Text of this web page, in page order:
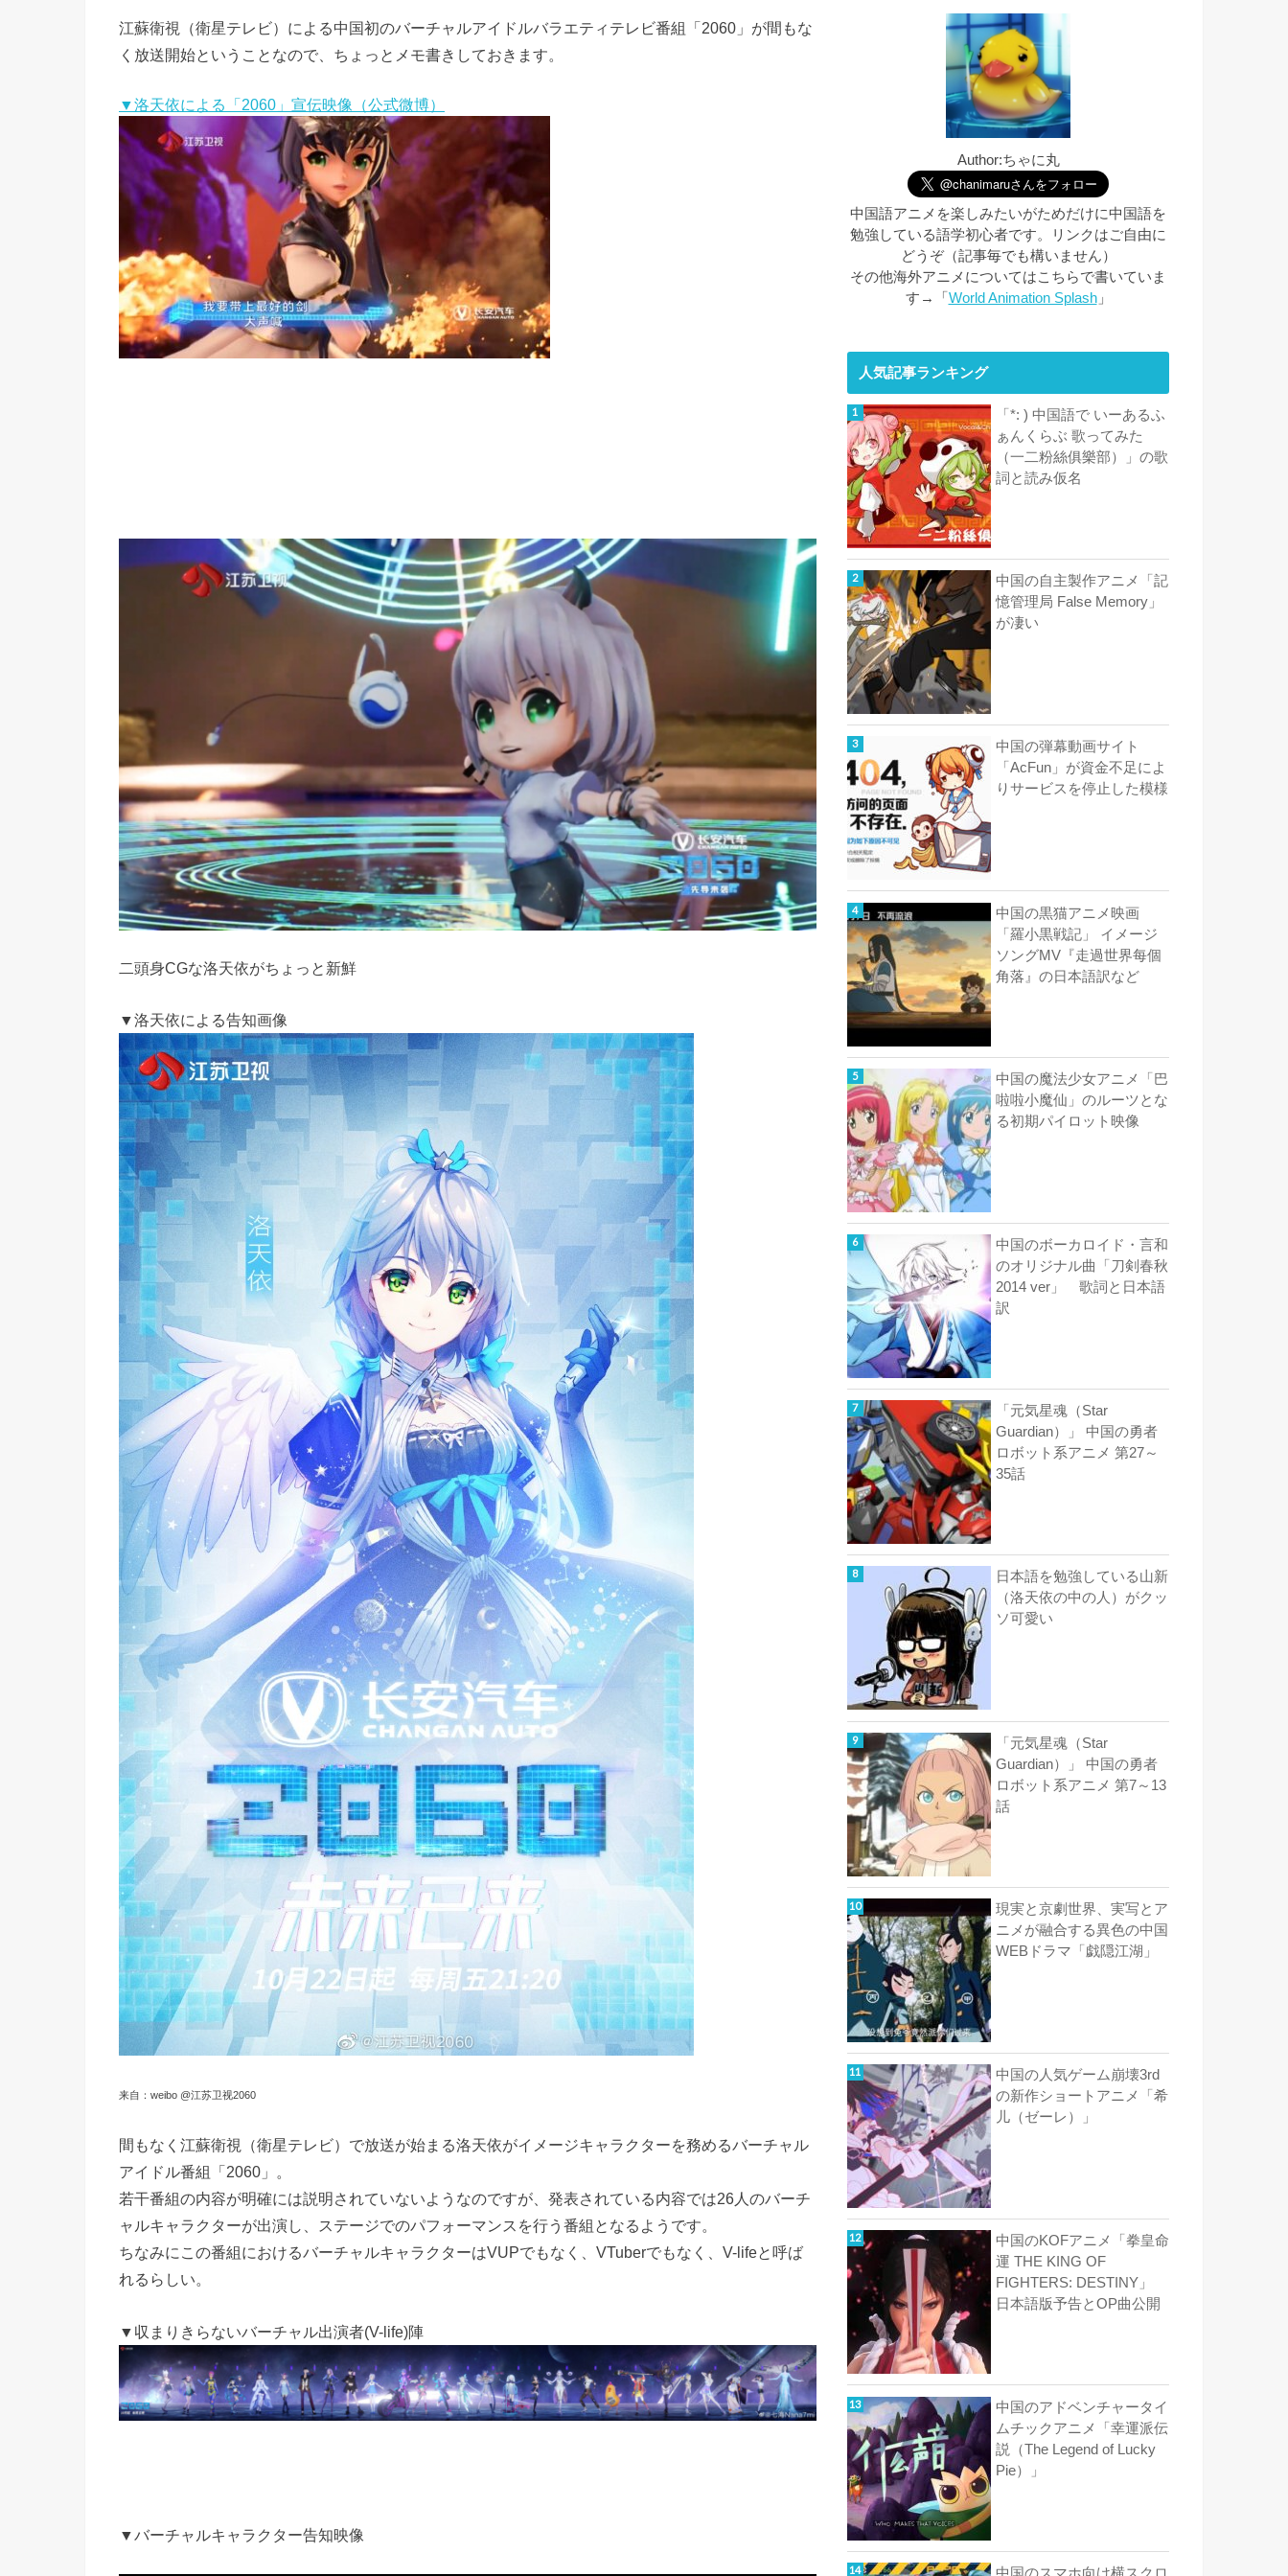
江蘇衛視（衛星テレビ）による中国初のバーチャルアイドルバラエティテレビ番組「2060」が間もな
く放送開始ということなので、ちょっとメモ書きしておきます。
▼洛天依による「2060」宣伝映像（公式微博）
二頭身CGな洛天依がちょっと新鮮
▼洛天依による告知画像
来自：weibo @江苏卫视2060
間もなく江蘇衛視（衛星テレビ）で放送が始まる洛天依がイメージキャラクターを務めるバーチャル
アイドル番組「2060」。
若干番組の内容が明確には説明されていないようなのですが、発表されている内容では26人のバーチ
ャルキャラクターが出演し、ステージでのパフォーマンスを行う番組となるようです。
ちなみにこの番組におけるバーチャルキャラクターはVUPでもなく、VTuberでもなく、V-lifeと呼ば
れるらしい。
▼収まりきらないバーチャル出演者(V-life)陣
▼バーチャルキャラクター告知映像
Author:ちゃに丸
中国語アニメを楽しみたいがためだけに中国語を
勉強している語学初心者です。リンクはご自由に
どうぞ（記事毎でも構いません）
その他海外アニメについてはこちらで書いていま
す→「 World Animation Splash」
人気記事ランキング
「*: ) 中国語で いーあるふ
ぁんくらぶ 歌ってみた
（一二粉絲俱樂部）」の歌
詞と読み仮名
中国の自主製作アニメ「記
憶管理局 False Memory」
が凄い
中国の弾幕動画サイト
「AcFun」が資金不足によ
りサービスを停止した模様
中国の黒猫アニメ映画
「羅小黒戦記」 イメージ
ソングMV『走過世界每個
角落』の日本語訳など
中国の魔法少女アニメ「巴
啦啦小魔仙」のルーツとな
る初期パイロット映像
中国のボーカロイド・言和
のオリジナル曲「刀剣春秋
2014 ver」 歌詞と日本語
訳
「元気星魂（Star
Guardian）」 中国の勇者
ロボット系アニメ 第27～
35話
日本語を勉強している山新
（洛天依の中の人）がクッ
ソ可愛い
「元気星魂（Star
Guardian）」 中国の勇者
ロボット系アニメ 第7～13
話
現実と京劇世界、実写とア
ニメが融合する異色の中国
WEBドラマ「戯隠江湖」
中国の人気ゲーム崩壊3rd
の新作ショートアニメ「希
儿（ゼーレ）」
中国のKOFアニメ「拳皇命
運 THE KING OF
FIGHTERS: DESTINY」
日本語版予告とOP曲公開
中国のアドベンチャータイ
ムチックアニメ「幸運派伝
説（The Legend of Lucky
Pie）」
中国のスマホ向け横スクロ